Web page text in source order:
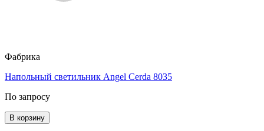
Фабрика
Напольный светильник Angel Cerda 8035
По запросу
В корзину